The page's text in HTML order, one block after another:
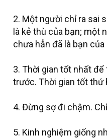
2. Một người chỉ ra sai
là kẻ thù của bạn; một
chưa hẳn đã là bạn của
3. Thời gian tốt nhất
trước. Thời gian tốt thứ
4. Đừng sợ đi chậm.
5. Kinh nghiệm giống